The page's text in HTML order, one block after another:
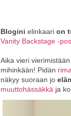
Blogini elinkaari on
Vanity Backstage -
Aika vieri
mihinkään! Pidän
näkyy suoraan jo
muuttohässäkkä ja